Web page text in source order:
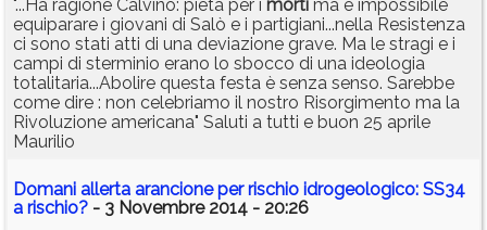
"...Ha ragione Calvino: pietà per i morti ma è impossibile
equiparare i giovani di Salò e i partigiani...nella Resistenza
ci sono stati atti di una deviazione grave. Ma le stragi e i
campi di sterminio erano lo sbocco di una ideologia
totalitaria...Abolire questa festa è senza senso. Sarebbe
come dire : non celebriamo il nostro Risorgimento ma la
Rivoluzione americana" Saluti a tutti e buon 25 aprile
Maurilio
Domani allerta arancione per rischio idrogeologico: SS34
a rischio? - 3 Novembre 2014 - 20:26